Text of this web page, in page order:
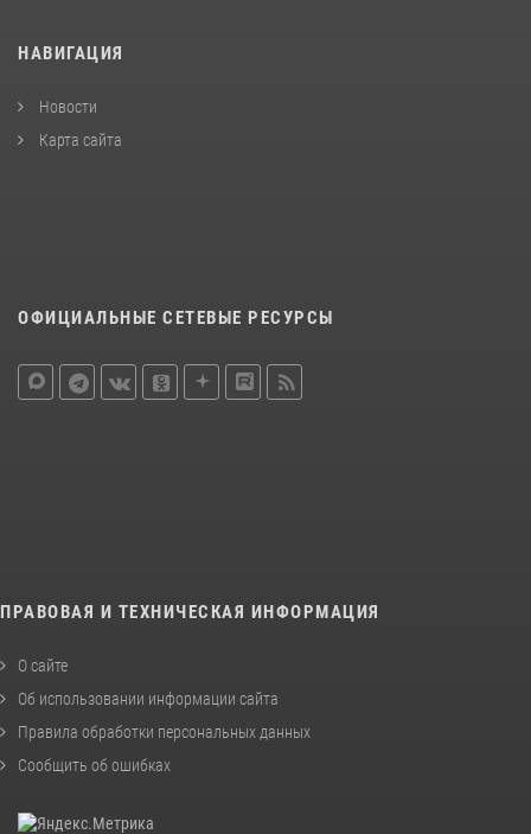
НАВИГАЦИЯ
Новости
Карта сайта
ОФИЦИАЛЬНЫЕ СЕТЕВЫЕ РЕСУРСЫ
ПРАВОВАЯ И ТЕХНИЧЕСКАЯ ИНФОРМАЦИЯ
О сайте
Об использовании информации сайта
Правила обработки персональных данных
Сообщить об ошибках